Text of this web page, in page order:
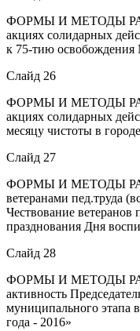
ФОРМЫ И МЕТОДЫ
акциях солидарных
к 75-тию освобождения
Слайд 26
ФОРМЫ И МЕТОДЫ
акциях солидарных
месяцу чистоты в
Слайд 27
ФОРМЫ И МЕТОДЫ
ветеранами пед.труда
Чествование ветеранов
празднования Дня
Слайд 28
ФОРМЫ И МЕТОДЫ
активность
муниципального этапа
года - 2016»